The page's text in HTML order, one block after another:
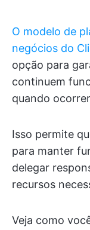
O modelo de
negócios do
opção para
continuem
quando
Isso permite
para manter
delegar
recursos
Veja como